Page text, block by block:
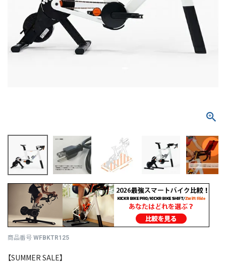
商品番号 WFBKTR125
【SUMMER SALE】